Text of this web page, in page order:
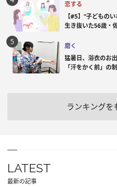
恋する
【#5】“子どもの
生き抜いた56歳・
磨く
猛暑日、浴衣のお
「汗をかく前」の
ランキングを
LATEST
最新の記事